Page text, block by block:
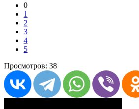
0
1
2
3
4
5
Просмотров: 38